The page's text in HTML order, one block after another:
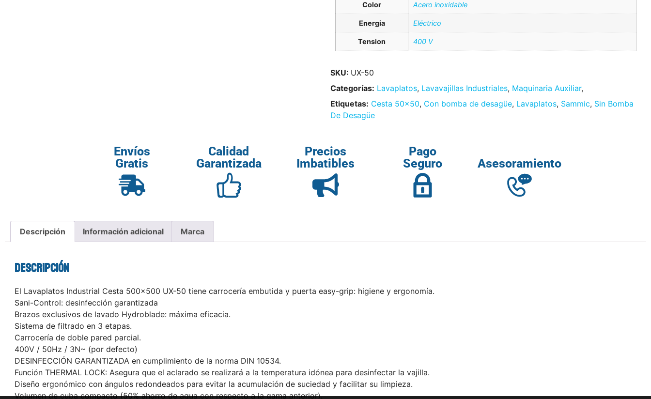
Color Acero inoxidable
Energia Eléctrico
Tension 400 V
SKU: UX-50
Categorías: Lavaplatos, Lavavajillas Industriales, Maquinaria Auxiliar,
Etiquetas: Cesta 50x50, Con bomba de desagüe, Lavaplatos, Sammic, Sin Bomba
De Desagüe
Envíos
Gratis
Calidad
Garantizada
Precios
Imbatibles
Pago
Seguro
Asesoramiento
Descripción Información adicional Marca
Descripción
El Lavaplatos Industrial Cesta 500×500 UX-50 tiene carrocería embutida y puerta easy-grip: higiene y ergonomía.
Sani-Control: desinfección garantizada
Brazos exclusivos de lavado Hydroblade: máxima eficacia.
Sistema de filtrado en 3 etapas.
Carrocería de doble pared parcial.
400V / 50Hz / 3N~ (por defecto)
DESINFECCIÓN GARANTIZADA en cumplimiento de la norma DIN 10534.
Función THERMAL LOCK: Asegura que el aclarado se realizará a la temperatura idónea para desinfectar la vajilla.
Diseño ergonómico con ángulos redondeados para evitar la acumulación de suciedad y facilitar su limpieza.
Volumen de cuba compacto (50% ahorro de agua con respecto a la gama anterior).